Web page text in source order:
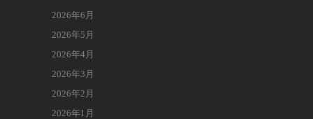
2026年6月
2026年5月
2026年4月
2026年3月
2026年2月
2026年1月